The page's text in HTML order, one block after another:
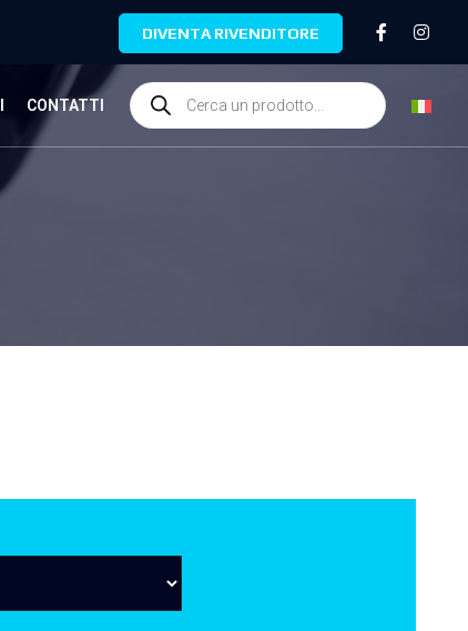
DIVENTA RIVENDITORE
CONTATTI